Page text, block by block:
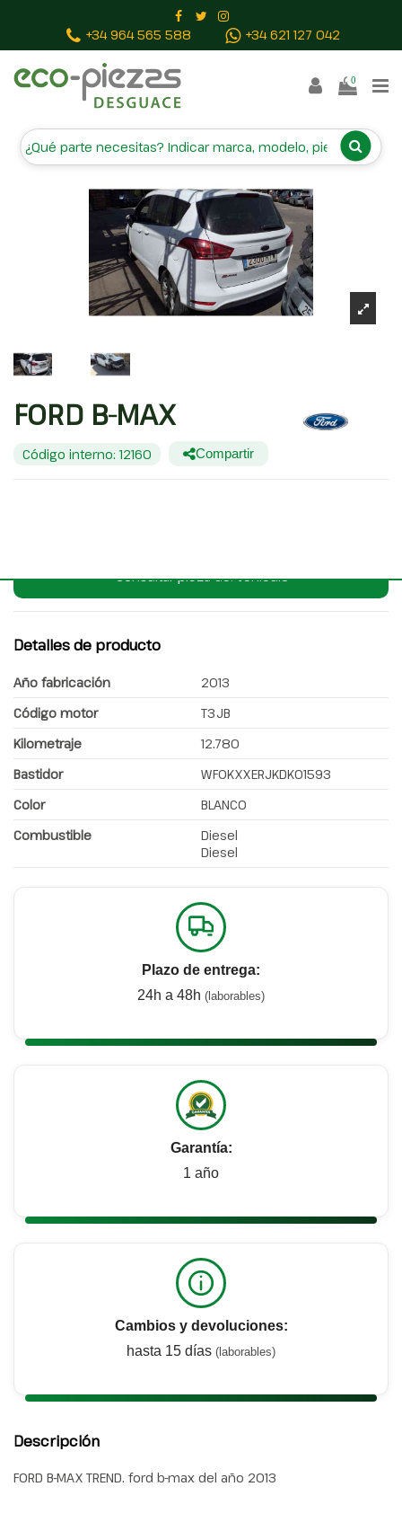
+34 964 565 588 +34 621 127 042
0
FORD B-MAX
FORD B-MAX
Código interno: 12160 Compartir
Consultar pieza del vehículo
Detalles de producto
Año fabricación
2013
Código motor
T3JB
Kilometraje
12.780
Bastidor
WF0KXXERJKDK01593
Color
BLANCO
Combustible
Diesel
Diesel
Plazo de entrega:
24h a 48h (laborables)
Garantía:
1 año
Cambios y devoluciones:
hasta 15 días (laborables)
Descripción
FORD B-MAX TREND. ford b-max del año 2013